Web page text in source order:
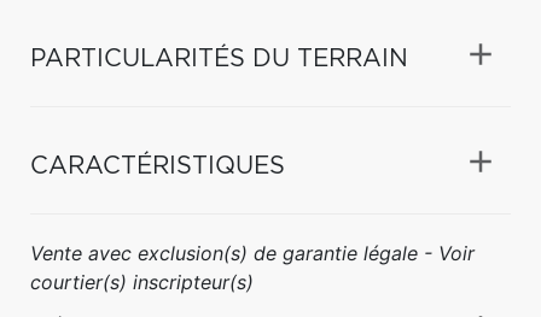
PARTICULARITÉS DU TERRAIN
CARACTÉRISTIQUES
Vente avec exclusion(s) de garantie légale - Voir
courtier(s) inscripteur(s)